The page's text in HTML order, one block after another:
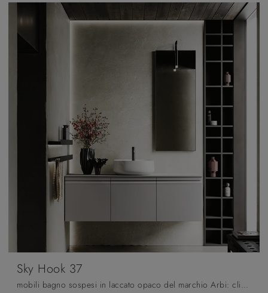
Sky Hook 37
mobili bagno sospesi in laccato opaco del marchio Arbi: clicca e scopri l'arredo bagno moderno Sky Hook 37 per il tuo bagno.